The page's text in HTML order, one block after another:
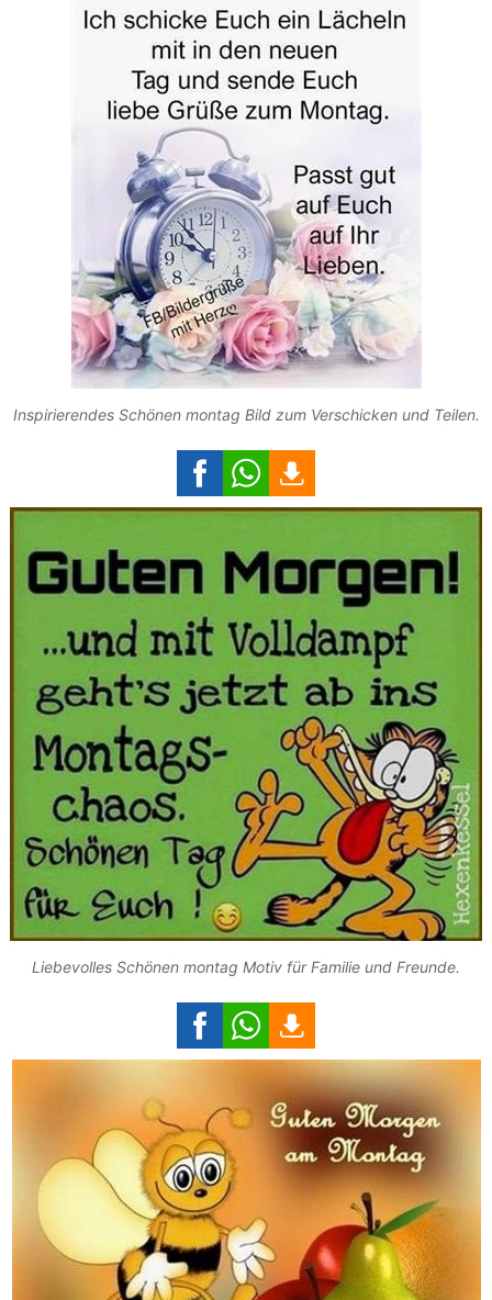
Inspirierendes Schönen montag Bild zum Verschicken und Teilen.
Liebevolles Schönen montag Motiv für Familie und Freunde.